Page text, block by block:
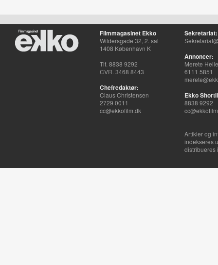
Filmmagasinet Ekko
Wildersgade 32, 2. sal
1408 København K
Tlf. 8838 9292
CVR. 3468 8443
Chefredaktør:
Claus Christensen
2729 0011
cc@ekkofilm.dk
Sekretariat:
Annoncer:
Merete
6111 5851
Ekko
8838 9292
Artikler og
indekseres
distribueres